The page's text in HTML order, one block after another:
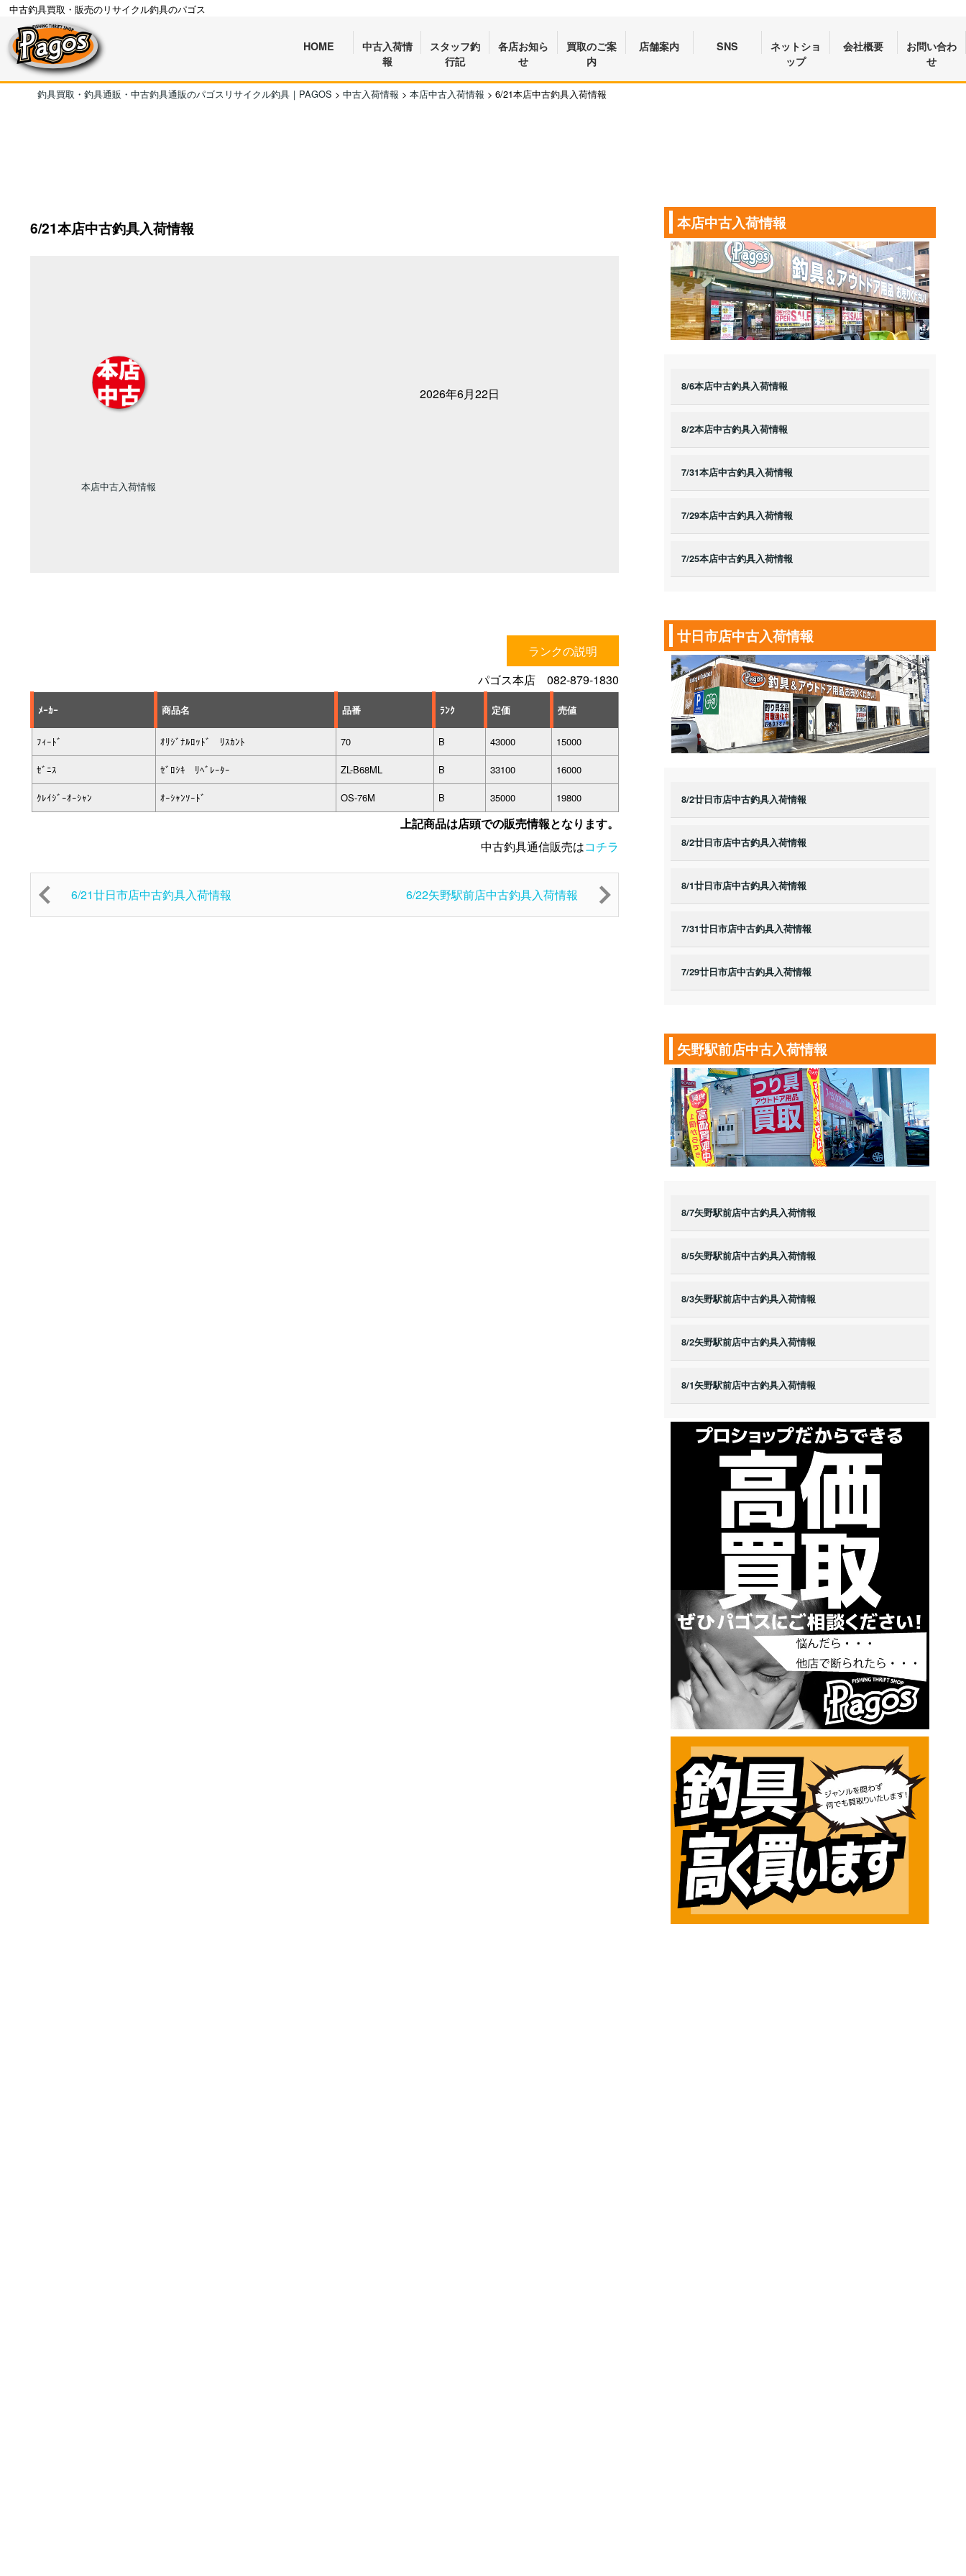
中古釣具買取・販売のリサイクル釣具のパゴス
HOME
中古入荷情
報
スタッフ釣
行記
各店お知ら
せ
買取のご案
内
店舗案内 SNS
ネットショ
ップ
会社概要
お問い合わ
せ
釣具買取・釣具通販・中古釣具通販のパゴスリサイクル釣具｜PAGOS > 中古入荷情報 > 本店中古入荷情報 > 6/21本店中古釣具入荷情報
6/21本店中古釣具入荷情報
本店中古入荷情報
2026年6月22日
ランクの説明
パゴス本店 082-879-1830
ﾒｰｶｰ 商品名 品番 ﾗﾝｸ 定価 売値
ﾌｨｰﾄﾞ ｵﾘｼﾞﾅﾙﾛｯﾄﾞ ﾘｽｶﾝﾄ 70 B 43000 15000
ｾﾞﾆｽ ｾﾞﾛｼｷ ﾘﾍﾞﾚｰﾀｰ ZL-B68ML B 33100 16000
ｸﾚｲｼﾞｰｵｰｼｬﾝ ｵｰｼｬﾝｿｰﾄﾞ OS-76M B 35000 19800
上記商品は店頭での販売情報となります。
中古釣具通信販売はコチラ
6/21廿日市店中古釣具入荷情報 6/22矢野駅前店中古釣具入荷情報
本店中古入荷情報
8/6本店中古釣具入荷情報
8/2本店中古釣具入荷情報
7/31本店中古釣具入荷情報
7/29本店中古釣具入荷情報
7/25本店中古釣具入荷情報
廿日市店中古入荷情報
8/2廿日市店中古釣具入荷情報
8/2廿日市店中古釣具入荷情報
8/1廿日市店中古釣具入荷情報
7/31廿日市店中古釣具入荷情報
7/29廿日市店中古釣具入荷情報
矢野駅前店中古入荷情報
8/7矢野駅前店中古釣具入荷情報
8/5矢野駅前店中古釣具入荷情報
8/3矢野駅前店中古釣具入荷情報
8/2矢野駅前店中古釣具入荷情報
8/1矢野駅前店中古釣具入荷情報